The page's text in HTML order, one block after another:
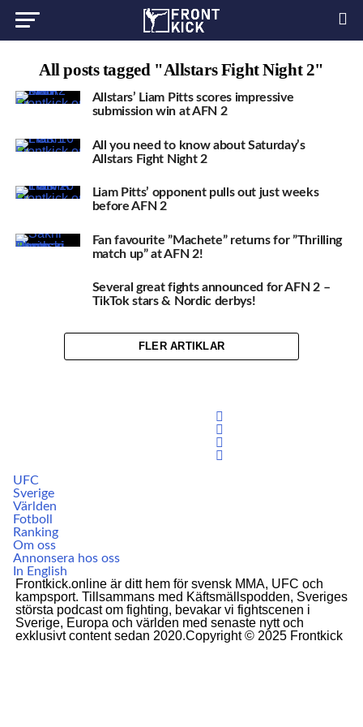
All posts tagged "Allstars Fight Night 2"
Allstars’ Liam Pitts scores impressive
submission win at AFN 2
All you need to know about Saturday’s
Allstars Fight Night 2
Liam Pitts’ opponent pulls out just weeks
before AFN 2
Fan favourite ”Machete” returns for ”Thrilling
match up” at AFN 2!
Several great fights announced for AFN 2 –
TikTok stars & Nordic derbys!
FLER ARTIKLAR
UFC
Sverige
Världen
Fotboll
Ranking
Om oss
Annonsera hos oss
In English
Frontkick.online är ditt hem för svensk MMA, UFC och
kampsport. Tillsammans med Käftsmällspodden, Sveriges
största podcast om fighting, bevakar vi fightscenen i
Sverige, Europa och världen med senaste nytt och
exklusivt content sedan 2020.Copyright © 2025 Frontkick